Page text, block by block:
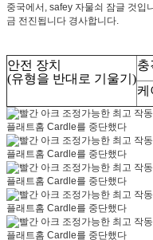
중국에서, safey 자물쇠 잠글 것입
금 전진됩니다 경사합니다.
안전 장치
(유형을 반대로 기울기)
충
케